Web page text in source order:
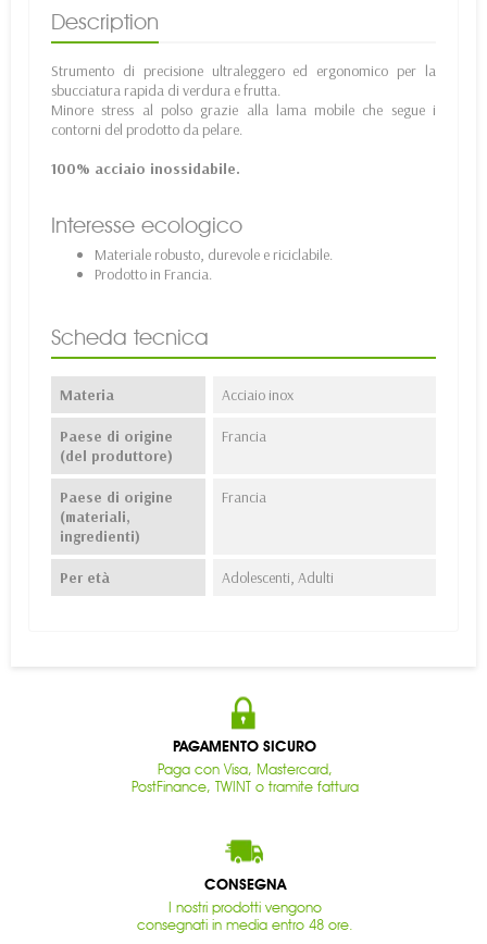
Description
Strumento di precisione ultraleggero ed ergonomico per la
sbucciatura rapida di verdura e frutta.
Minore stress al polso grazie alla lama mobile che segue i
contorni del prodotto da pelare.
100% acciaio inossidabile.
Interesse ecologico
Materiale robusto, durevole e riciclabile.
Prodotto in Francia.
Scheda tecnica
Materia Acciaio inox
Paese di origine
(del produttore)
Francia
Paese di origine
(materiali,
ingredienti)
Francia
Per età Adolescenti, Adulti
PAGAMENTO SICURO
Paga con Visa, Mastercard,
PostFinance, TWINT o tramite fattura
CONSEGNA
I nostri prodotti vengono
consegnati in media entro 48 ore.